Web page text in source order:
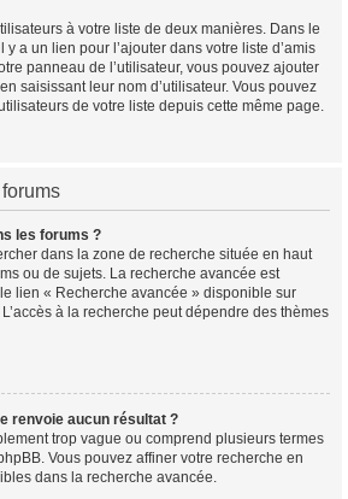
à votre liste de deux manières. Dans le
a un lien pour l’ajouter dans votre liste d’amis
panneau de l’utilisateur, vous pouvez ajouter
saisissant leur nom d’utilisateur. Vous pouvez
de votre liste depuis cette même page.
les forums ?
dans la zone de recherche située en haut
ou de sujets. La recherche avancée est
lien « Recherche avancée » disponible sur
à la recherche peut dépendre des thèmes
renvoie aucun résultat ?
trop vague ou comprend plusieurs termes
Vous pouvez affiner votre recherche en
dans la recherche avancée.